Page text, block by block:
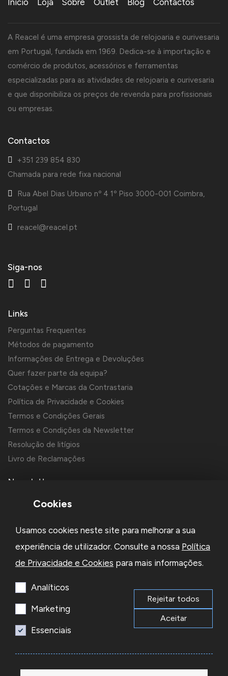
Início Loja Sobre Outlet Blog Contactos
A Reacel é uma empresa grossista de relojoaria e ourivesaria
em Portugal, fundada em 1969. Dedica-se à importação e
comércio de produtos, acessórios e ferramentas
especializadas para as atividades de relojoaria e ourivesaria
e que disponibiliza os preços de revenda para profissionais
ou empresas.
Contactos
+351 239 854 830
Chamada para rede fixa nacional
Rua Abel Dias Urbano nº 4 1º Piso 3000-001 Coimbra,
Portugal
reacel@reacel.pt
Siga-nos
Links
Perguntas Frequentes
Métodos de pagamento
Informações de Entrega e Devoluções
Quer fazer parte da equipa?
Cotações e Marcas da Contrastaria
Política de Privacidade e Cookies
Termos e Condições Gerais
Termos e Condições da Newsletter
Resolução de litígios
Livro de Reclamações
Newsletter
Li e aceito aPolítica de Privacidadee os Termos e Condições
Subscrever
© 2026 Reacel Todos os direitos reservados.
Cookies
Usamos cookies neste site para melhorar a sua
experiência de utilizador. Consulte a nossa Política
de Privacidade e Cookies para mais informações.
Analíticos
Marketing
Essenciais
Rejeitar todos
Aceitar